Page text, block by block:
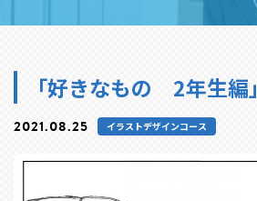
「好きなもの 2年生編」
2021.08.25 イラストデザインコース